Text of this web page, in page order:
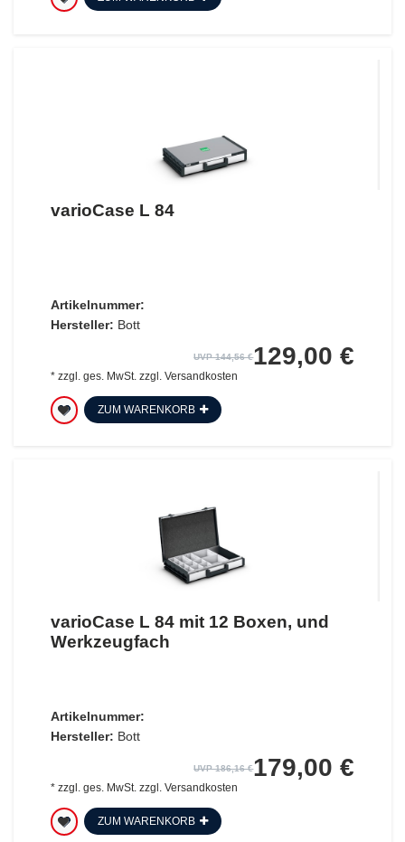
varioCase L 84
Artikelnummer:
Hersteller: Bott
UVP 144,56 €129,00 €
* zzgl. ges. MwSt. zzgl. Versandkosten
ZUM WARENKORB
varioCase L 84 mit 12 Boxen, und
Werkzeugfach
Artikelnummer:
Hersteller: Bott
UVP 186,16 €179,00 €
* zzgl. ges. MwSt.zzgl. Versandkosten
ZUM WARENKORB